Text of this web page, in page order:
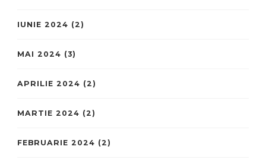
IUNIE 2024 (2)
MAI 2024 (3)
APRILIE 2024 (2)
MARTIE 2024 (2)
FEBRUARIE 2024 (2)